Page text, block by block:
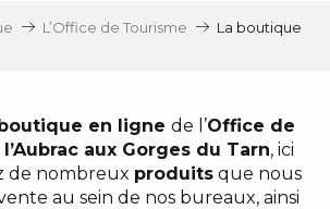
L’Office de Tourisme La boutique
en ligne de l’Office de
aux Gorges du Tarn, ici
de nombreux produits que nous
au sein de nos bureaux, ainsi